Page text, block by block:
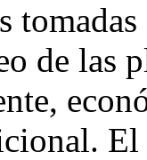
de las